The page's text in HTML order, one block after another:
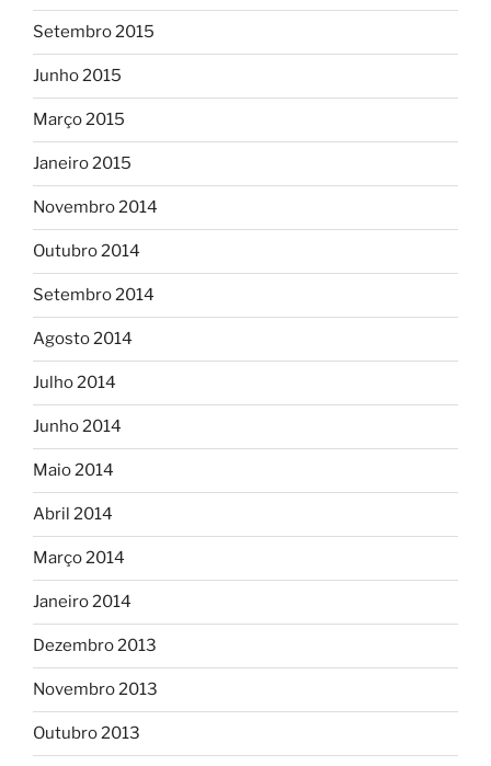
Setembro 2015
Junho 2015
Março 2015
Janeiro 2015
Novembro 2014
Outubro 2014
Setembro 2014
Agosto 2014
Julho 2014
Junho 2014
Maio 2014
Abril 2014
Março 2014
Janeiro 2014
Dezembro 2013
Novembro 2013
Outubro 2013